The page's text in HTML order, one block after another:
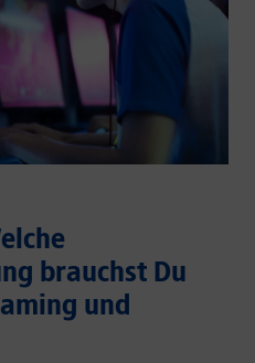
brauchst Du
und